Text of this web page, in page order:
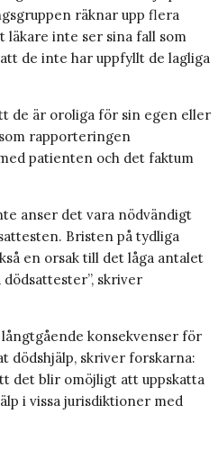
räknar upp flera
läkare inte ser sina fall som
de inte har uppfyllt de lagliga
de är oroliga för sin egen eller
rapporteringen
patienten och det faktum
anser det vara nödvändigt
Bristen på tydliga
en orsak till det låga antalet
dödsattester”, skriver
konsekvenser för
dödshjälp, skriver forskarna:
det blir omöjligt att uppskatta
i vissa jurisdiktioner med